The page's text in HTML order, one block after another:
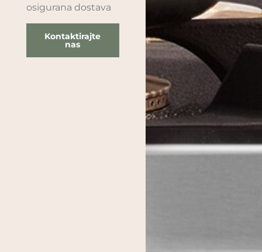
osigurana dostava
Kontaktirajte
nas